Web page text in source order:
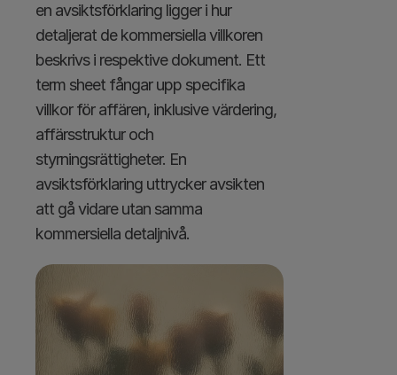
en avsiktsförklaring ligger i hur
detaljerat de kommersiella villkoren
beskrivs i respektive dokument. Ett
term sheet fångar upp specifika
villkor för affären, inklusive värdering,
affärsstruktur och
styrningsrättigheter. En
avsiktsförklaring uttrycker avsikten
att gå vidare utan samma
kommersiella detaljnivå.